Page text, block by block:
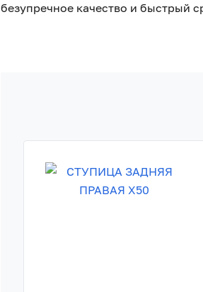
безупречное качество и быстрый